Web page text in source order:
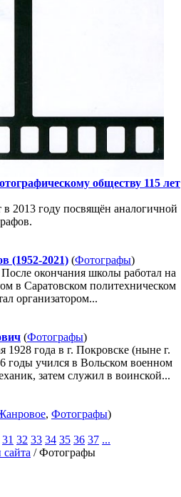
обществу 115 лет
2013 году посвящён аналогичной
(1952-2021) (Фотографы)
окончания школы работал на
в Саратовском политехническом
организатором...
(Фотографы)
года в г. Покровске (ныне г.
годы учился в Вольском военном
затем служил в воинской...
, Фотографы)
31 32 33 34 35 36 37 ...
/ Фотографы